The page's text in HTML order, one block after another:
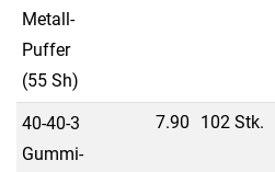
Metall-
Puffer
(55 Sh)
40-40-3
Gummi-
7.90 102 Stk.